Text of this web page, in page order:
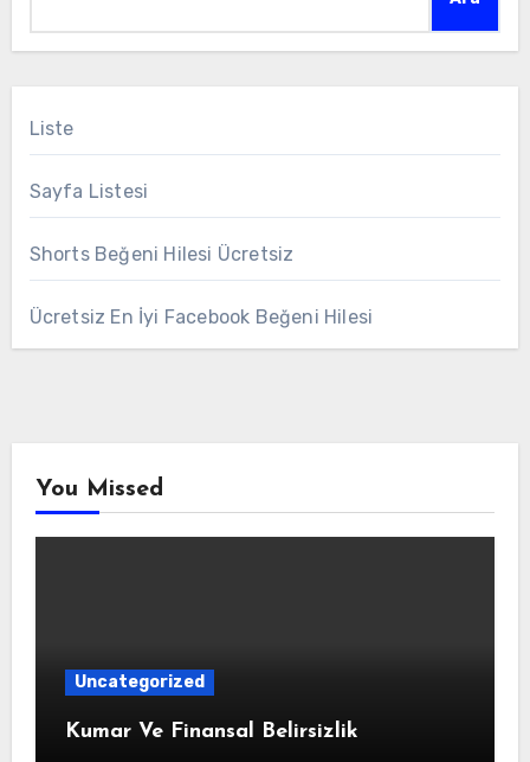
Liste
Sayfa Listesi
Shorts Beğeni Hilesi Ücretsiz
Ücretsiz En İyi Facebook Beğeni Hilesi
You Missed
Uncategorized
Kumar Ve Finansal Belirsizlik